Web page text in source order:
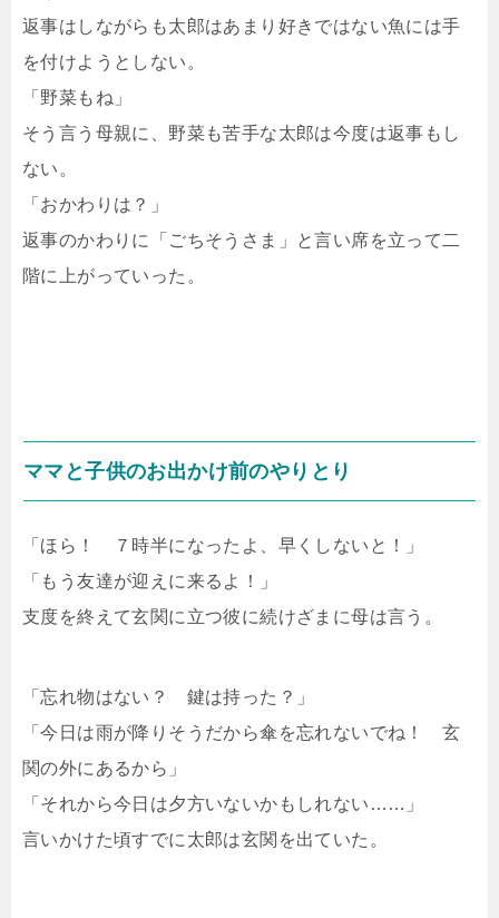
返事はしながらも太郎はあまり好きではない魚には手
を付けようとしない。
「野菜もね」
そう言う母親に、野菜も苦手な太郎は今度は返事もし
ない。
「おかわりは？」
返事のかわりに「ごちそうさま」と言い席を立って二
階に上がっていった。
ママと子供のお出かけ前のやりとり
「ほら！ ７時半になったよ、早くしないと！」
「もう友達が迎えに来るよ！」
支度を終えて玄関に立つ彼に続けざまに母は言う。
「忘れ物はない？ 鍵は持った？」
「今日は雨が降りそうだから傘を忘れないでね！ 玄
関の外にあるから」
「それから今日は夕方いないかもしれない……」
言いかけた頃すでに太郎は玄関を出ていた。